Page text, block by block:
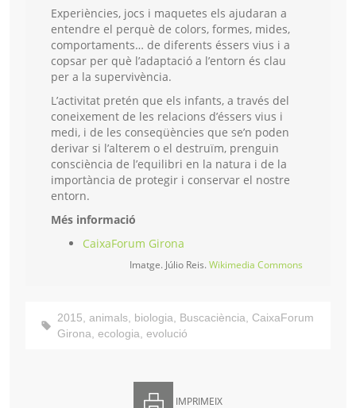
Experiències, jocs i maquetes els ajudaran a
entendre el perquè de colors, formes, mides,
comportaments… de diferents éssers vius i a
copsar per què l’adaptació a l’entorn és clau
per a la supervivència.
L’activitat pretén que els infants, a través del
coneixement de les relacions d’éssers vius i
medi, i de les conseqüències que se’n poden
derivar si l’alterem o el destruïm, prenguin
consciència de l’equilibri en la natura i de la
importància de protegir i conservar el nostre
entorn.
Més informació
CaixaForum Girona
Imatge. Júlio Reis. Wikimedia Commons
2015, animals, biologia, Buscaciència, CaixaForum
Girona, ecologia, evolució
IMPRIMEIX